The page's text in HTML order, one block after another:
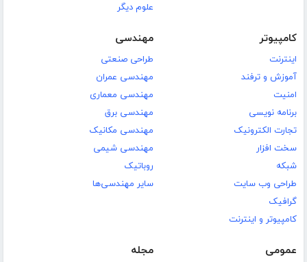
علوم دیگر
کامپیوتر
اینترنت
آموزش و ترفند
امنیت
برنامه نویسی
تجارت الکترونیک
سخت افزار
شبکه
طراحی وب سایت
گرافیک
کامپیوتر و اینترنت
مهندسی
طراحی صنعتی
مهندسی عمران
مهندسی معماری
مهندسی برق
مهندسی مکانیک
مهندسی شیمی
روباتیک
سایر مهندسی‌ها
عمومی مجله